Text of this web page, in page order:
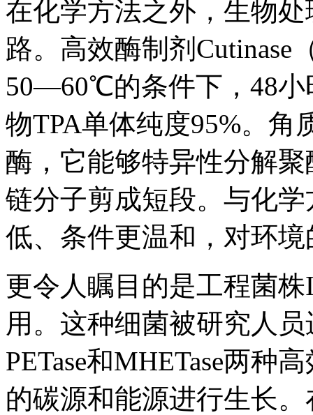
在化学方法之外，生物
路。高效酶制剂
50—60℃的条件下，48小
物TPA单体纯度95%。角
酶，它能够特异性分解
链分子剪成短段。与化
低、条件更温和，对环
更令人瞩目的是工程菌株
用。这种细菌被研究人
PETase和MHETase两种
的碳源和能源进行生长